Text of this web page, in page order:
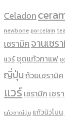
Celadon
newbone porcelain
เซรามิคจานเซร
แวร์ชุดแก้วกาแฟชุ
ญี่ปุ่นถ้วยเซรามิค
แวร์เซรามิกเซร
แก้วชาญี่ปุ่น แก้วนิวโบน